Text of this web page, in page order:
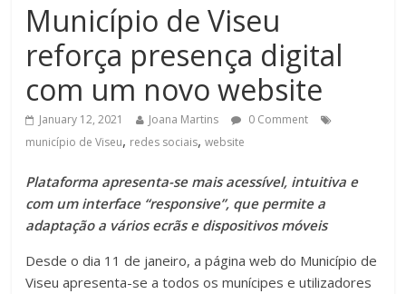
Município de Viseu
reforça presença digital
com um novo website
January 12, 2021 Joana Martins
0 Comment
município de Viseu, redes sociais,website
Plataforma apresenta-se mais acessível, intuitiva e
com um interface “responsive”, que permite a
adaptação a vários ecrãs e dispositivos móveis
Desde o dia 11 de janeiro, a página web do Município de
Viseu apresenta-se a todos os munícipes e utilizadores